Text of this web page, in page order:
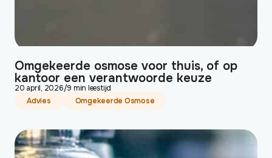
Omgekeerde osmose voor thuis, of op
kantoor een verantwoorde keuze
20 april, 2026/9 min leestijd
Advies
Omgekeerde Osmose